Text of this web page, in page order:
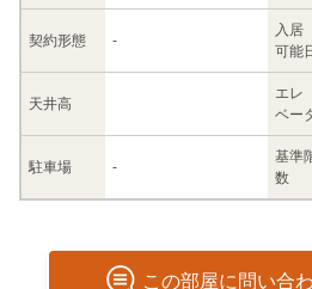
契約形態 -
入居
可能
天井高
エレ
ベー
駐車場 -
基準
数
この部屋に問い合